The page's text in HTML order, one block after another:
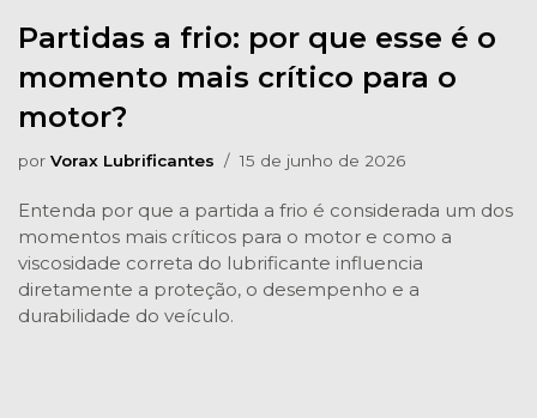
Partidas a frio: por que esse é o
momento mais crítico para o
motor?
por Vorax Lubrificantes 15 de junho de 2026
Entenda por que a partida a frio é considerada um dos
momentos mais críticos para o motor e como a
viscosidade correta do lubrificante influencia
diretamente a proteção, o desempenho e a
durabilidade do veículo.